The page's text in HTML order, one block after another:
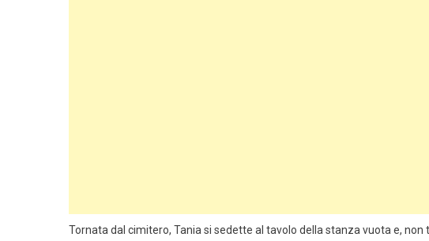
Tornata dal cimitero, Tania si sedette al tavolo della stanza vuota e,